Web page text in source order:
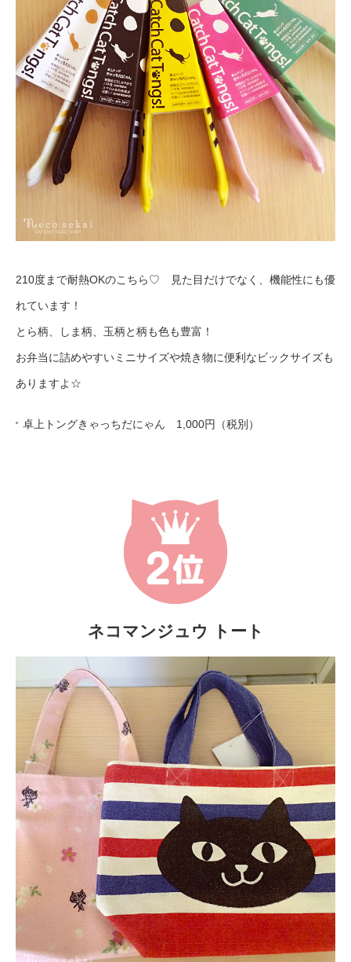
210度まで耐熱OKのこちら♡ 見た目だけでなく、機能性にも優
れています！
とら柄、しま柄、玉柄と柄も色も豊富！
お弁当に詰めやすいミニサイズや焼き物に便利なビックサイズも
ありますよ☆
卓上トングきゃっちだにゃん 1,000円（税別）
ネコマンジュウ トート